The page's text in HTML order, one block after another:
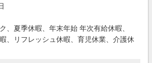
、夏季休暇、年末年始 年次有給休暇、
、リフレッシュ休暇、育児休業、介護休